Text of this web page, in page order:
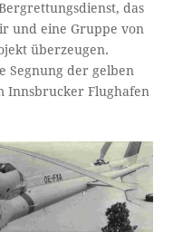
das
und eine Gruppe von
überzeugen.
Segnung der gelben
Innsbrucker Flughafen